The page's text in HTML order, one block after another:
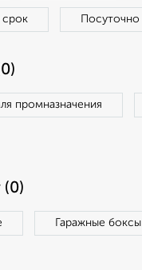
срок Посуточно
промназначения
Гаражные боксы